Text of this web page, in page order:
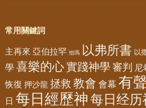
常用關鍵詞
主再來 亞伯拉罕 他瑪 以弗所書 以
學 喜樂的心實踐神學 審判 尼
恢復 押沙龍 拯救 教會 會幕 有
日 每日經歷神 每日经历